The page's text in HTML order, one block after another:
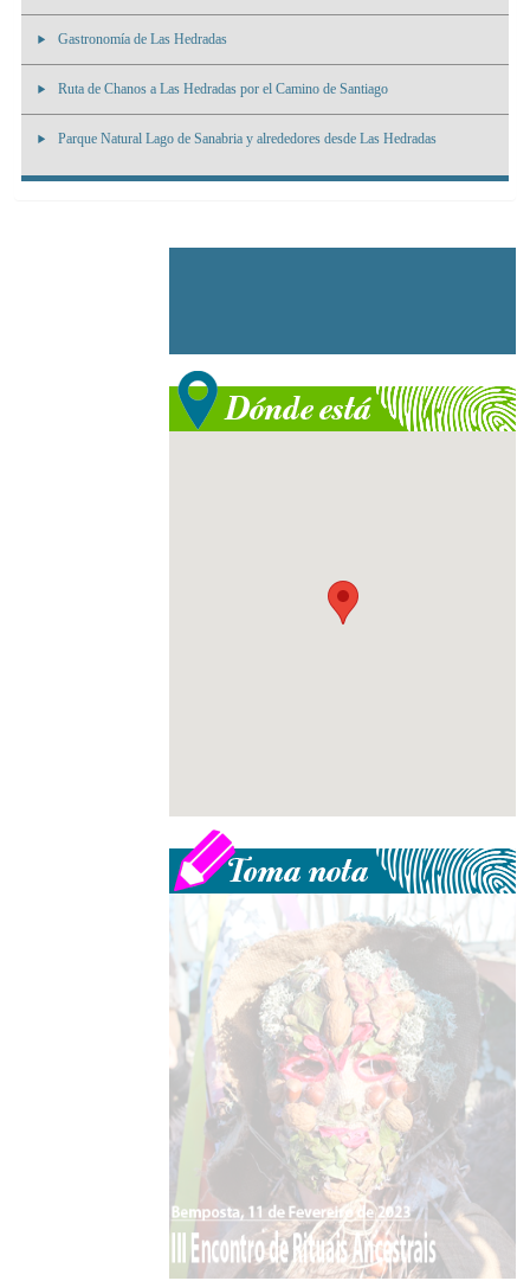
Gastronomía de Las Hedradas
Ruta de Chanos a Las Hedradas por el Camino de Santiago
Parque Natural Lago de Sanabria y alrededores desde Las Hedradas